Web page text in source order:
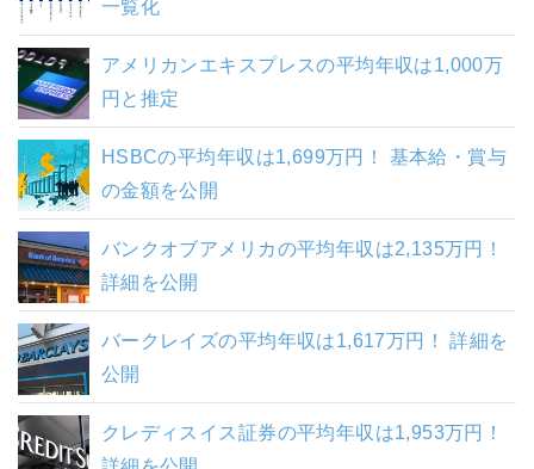
一覧化
アメリカンエキスプレスの平均年収は1,000万
円と推定
HSBCの平均年収は1,699万円！ 基本給・賞与
の金額を公開
バンクオブアメリカの平均年収は2,135万円！
詳細を公開
バークレイズの平均年収は1,617万円！ 詳細を
公開
クレディスイス証券の平均年収は1,953万円！